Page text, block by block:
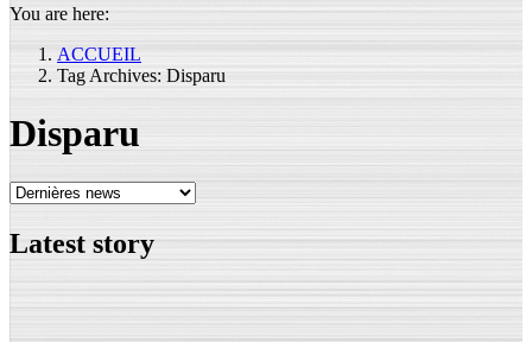
You are here:
ACCUEIL
Tag Archives: Disparu
Disparu
Latest story